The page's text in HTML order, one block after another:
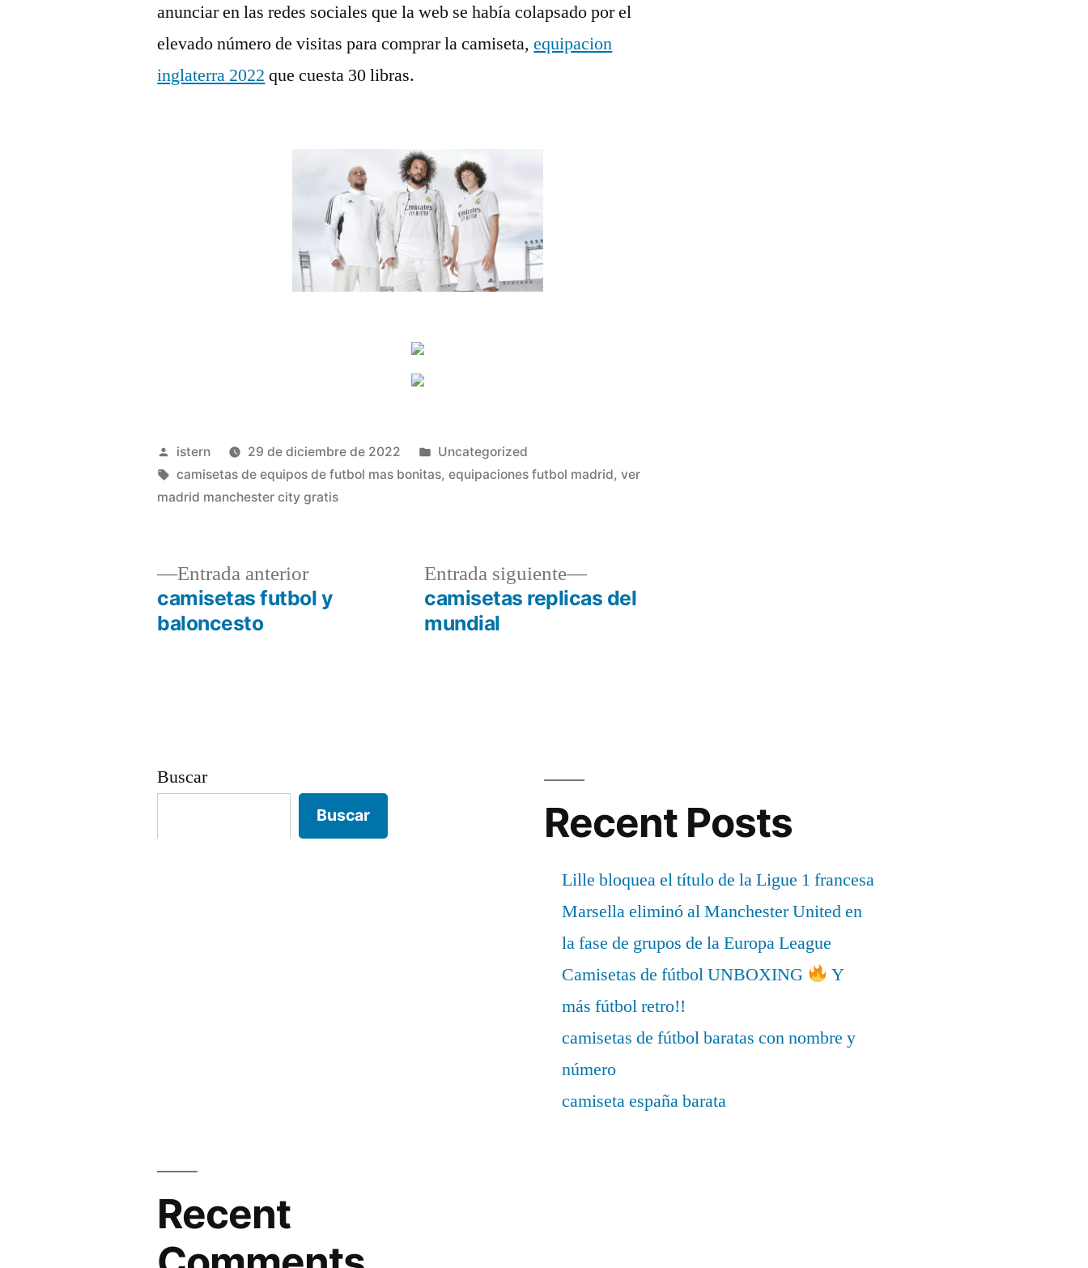
anunciar en las redes sociales que la web se había colapsado por el
elevado número de visitas para comprar la camiseta,equipacion
inglaterra 2022 que cuesta 30 libras.
Publicado
por
istern 29 de diciembre de 2022
Publicado
en
Uncategorized
Etiquetas:
camisetas de equipos de futbol mas bonitas,equipaciones futbol madrid,ver
madrid manchester city gratis
Navegación
Entrada anteriorEntrada
anterior:
camisetas futbol y
baloncesto
Entrada siguiente
Entrada
siguiente:
camisetas replicas del
mundial
Buscar
Buscar Recent Posts
Lille bloquea el título de la Ligue 1 francesa
Marsella eliminó al Manchester United en
la fase de grupos de la Europa League
Camisetas de fútbol UNBOXING
Y
más fútbol retro!!
camisetas de fútbol baratas con nombre y
número
camiseta españa barata
Recent